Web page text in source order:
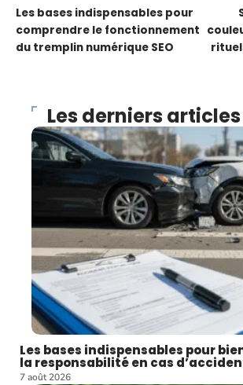
Les bases indispensables pour
comprendre le fonctionnement
du tremplin numérique SEO
Les derniers articles
Les bases indispensables pour
la responsabilité en cas
7 août 2026